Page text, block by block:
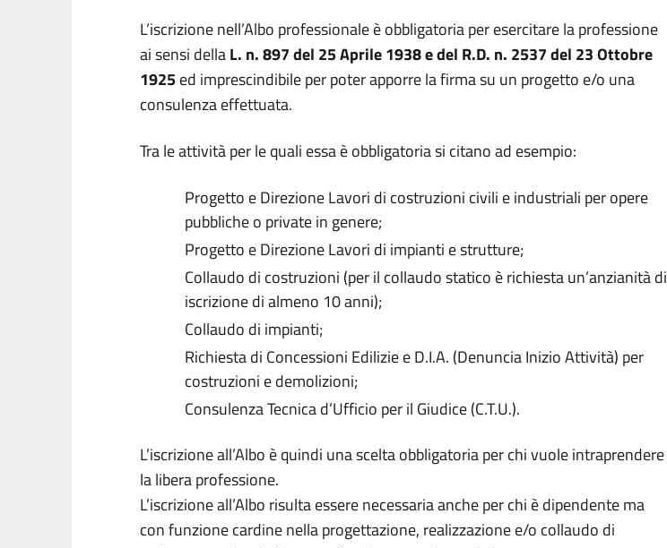
L’iscrizione nell’Albo professionale è obbligatoria per esercitare la professione
ai sensi dellaL. n. 897 del 25 Aprile 1938 e del R.D. n. 2537 del 23 Ottobre
1925ed imprescindibile per poter apporre la firma su un progetto e/o una
consulenza effettuata.
Tra le attività per le quali essa è obbligatoria si citano ad esempio:
Progetto e Direzione Lavori di costruzioni civili e industriali per opere
pubbliche o private in genere;
Progetto e Direzione Lavori di impianti e strutture;
Collaudo di costruzioni (per il collaudo statico è richiesta un’anzianità di
iscrizione di almeno 10 anni);
Collaudo di impianti;
Richiesta di Concessioni Edilizie e D.I.A. (Denuncia Inizio Attività) per
costruzioni e demolizioni;
Consulenza Tecnica d’Ufficio per il Giudice (C.T.U.).
L’iscrizione all’Albo è quindi una scelta obbligatoria per chi vuole intraprendere
la libera professione.
L’iscrizione all’Albo risulta essere necessaria anche per chi è dipendente ma
con funzione cardine nella progettazione, realizzazione e/o collaudo di